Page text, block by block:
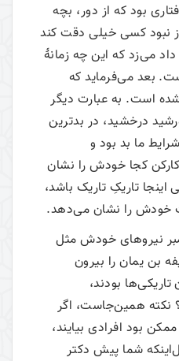
بود که از دور، بچه
نبود کسی خیلی دقت کند
می‌‌زد که این چه زمانۀ
بعد می‌‌فرماید که
است. به عبارت دیگر
درخشید، در بدترین
ما بد بود و
کارکن کجا خودش را نشان
تاریکِ تاریک باشد،
خودش را نشان می‌‌دهد.
نیروهای خودش مثل
بن یمان را بیرون
بودند،
نکته همین‌جاست، اگر
بود افرادی بیایند،
شما پیش دکتر